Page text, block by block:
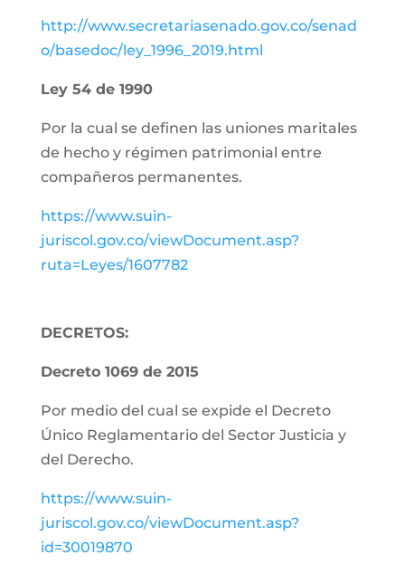
http://www.secretariasenado.gov.co/senad
o/basedoc/ley_1996_2019.html
Ley 54 de 1990
Por la cual se definen las uniones maritales
de hecho y régimen patrimonial entre
compañeros permanentes.
https://www.suin-
juriscol.gov.co/viewDocument.asp?
ruta=Leyes/1607782
DECRETOS:
Decreto 1069 de 2015
Por medio del cual se expide el Decreto
Único Reglamentario del Sector Justicia y
del Derecho.
https://www.suin-
juriscol.gov.co/viewDocument.asp?
id=30019870